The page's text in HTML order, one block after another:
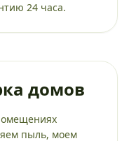
24 часа.
домов
пыль, моем